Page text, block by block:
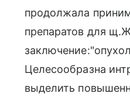
продолжала
препаратов для
Целесообразна
выделить